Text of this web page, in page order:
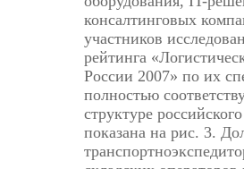
консалтинговых
участников
рейтинга
России 2007» по их
полностью
структуре
показана на рис. 3.